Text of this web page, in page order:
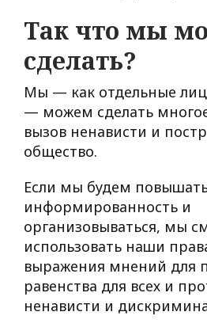
Так что мы
сделать?
Мы — как отдельные
— можем сделать
вызов ненависти и
общество.
Если мы будем
информированность и
организовываться, мы
использовать наши
выражения мнений для
равенства для всех и
ненависти и